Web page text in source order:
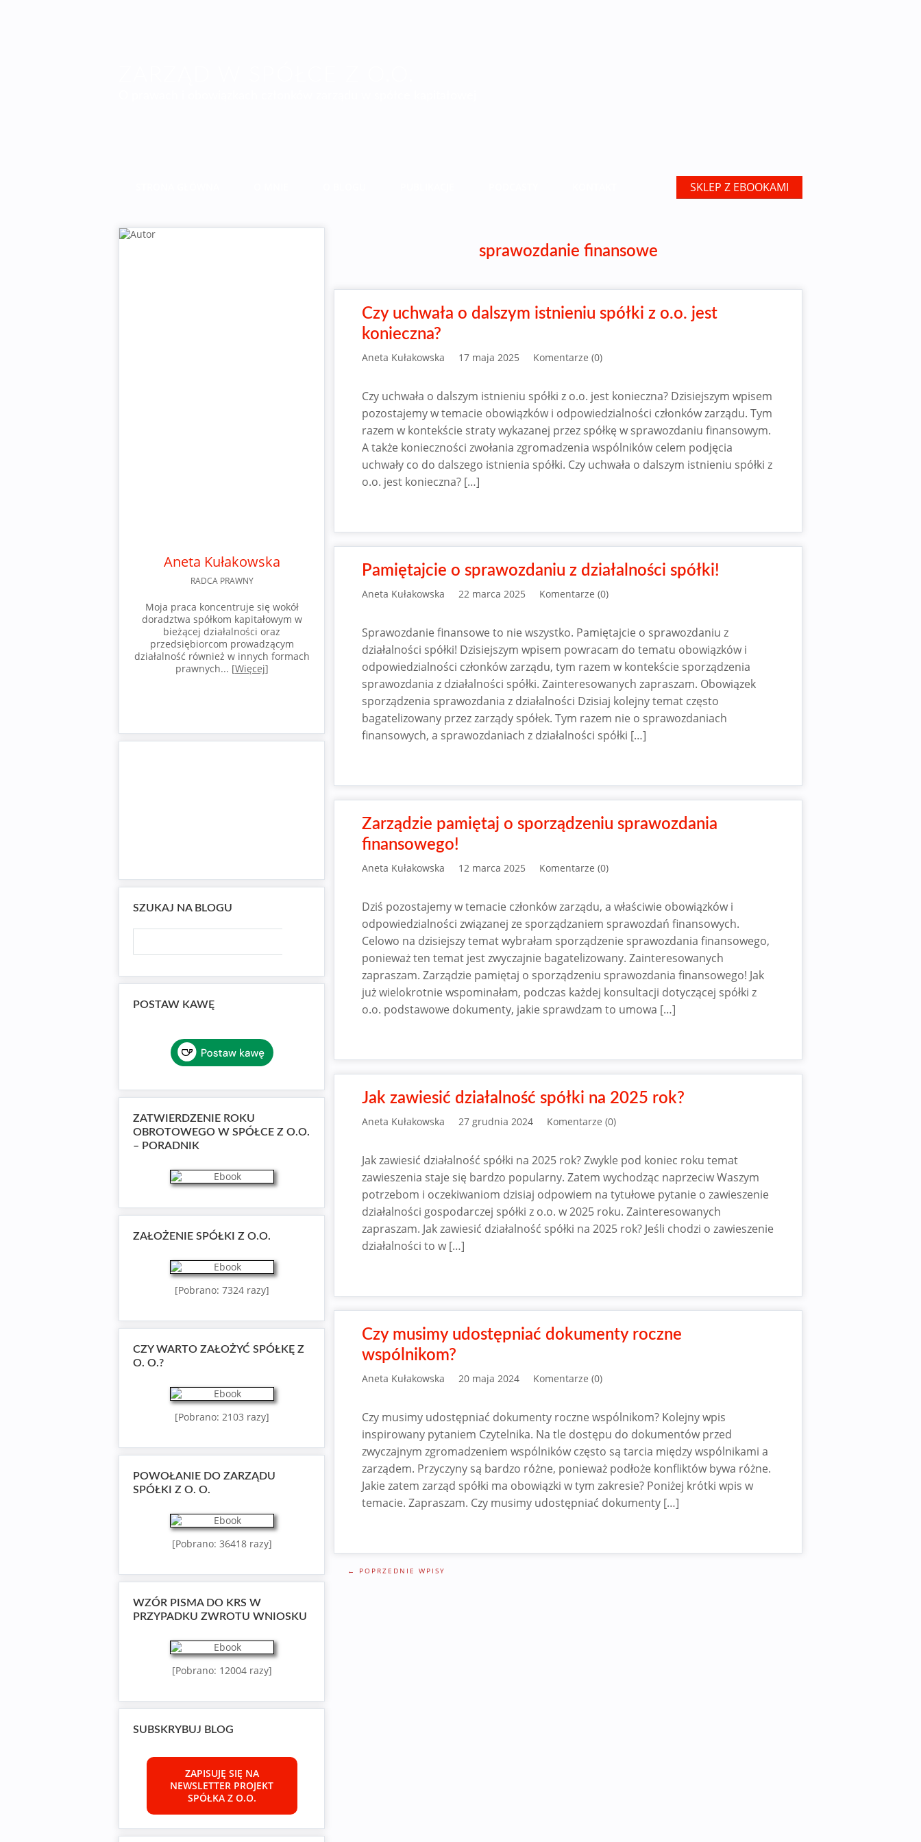
SKLEP Z EBOOKAMI
sprawozdanie finansowe
Czy uchwała o dalszym istnieniu spółki z o.o. jest
konieczna?
Aneta Kułakowska 17 maja 2025 Komentarze (0)
Czy uchwała o dalszym istnieniu spółki z o.o. jest konieczna? Dzisiejszym wpisem
pozostajemy w temacie obowiązków i odpowiedzialności członków zarządu. Tym
razem w kontekście straty wykazanej przez spółkę w sprawozdaniu finansowym.
A także konieczności zwołania zgromadzenia wspólników celem podjęcia
uchwały co do dalszego istnienia spółki. Czy uchwała o dalszym istnieniu spółki z
o.o. jest konieczna? […]
Pamiętajcie o sprawozdaniu z działalności spółki!
Aneta Kułakowska 22 marca 2025 Komentarze (0)
Sprawozdanie finansowe to nie wszystko. Pamiętajcie o sprawozdaniu z
działalności spółki! Dzisiejszym wpisem powracam do tematu obowiązków i
odpowiedzialności członków zarządu, tym razem w kontekście sporządzenia
sprawozdania z działalności spółki. Zainteresowanych zapraszam. Obowiązek
sporządzenia sprawozdania z działalności Dzisiaj kolejny temat często
bagatelizowany przez zarządy spółek. Tym razem nie o sprawozdaniach
finansowych, a sprawozdaniach z działalności spółki […]
Zarządzie pamiętaj o sporządzeniu sprawozdania
finansowego!
Aneta Kułakowska 12 marca 2025 Komentarze (0)
Dziś pozostajemy w temacie członków zarządu, a właściwie obowiązków i
odpowiedzialności związanej ze sporządzaniem sprawozdań finansowych.
Celowo na dzisiejszy temat wybrałam sporządzenie sprawozdania finansowego,
ponieważ ten temat jest zwyczajnie bagatelizowany. Zainteresowanych
zapraszam. Zarządzie pamiętaj o sporządzeniu sprawozdania finansowego! Jak
już wielokrotnie wspominałam, podczas każdej konsultacji dotyczącej spółki z
o.o. podstawowe dokumenty, jakie sprawdzam to umowa […]
Jak zawiesić działalność spółki na 2025 rok?
Aneta Kułakowska 27 grudnia 2024 Komentarze (0)
Jak zawiesić działalność spółki na 2025 rok? Zwykle pod koniec roku temat
zawieszenia staje się bardzo popularny. Zatem wychodząc naprzeciw Waszym
potrzebom i oczekiwaniom dzisiaj odpowiem na tytułowe pytanie o zawieszenie
działalności gospodarczej spółki z o.o. w 2025 roku. Zainteresowanych
zapraszam. Jak zawiesić działalność spółki na 2025 rok? Jeśli chodzi o zawieszenie
działalności to w […]
Czy musimy udostępniać dokumenty roczne
wspólnikom?
Aneta Kułakowska 20 maja 2024 Komentarze (0)
Czy musimy udostępniać dokumenty roczne wspólnikom? Kolejny wpis
inspirowany pytaniem Czytelnika. Na tle dostępu do dokumentów przed
zwyczajnym zgromadzeniem wspólników często są tarcia między wspólnikami a
zarządem. Przyczyny są bardzo różne, ponieważ podłoże konfliktów bywa różne.
Jakie zatem zarząd spółki ma obowiązki w tym zakresie? Poniżej krótki wpis w
temacie. Zapraszam. Czy musimy udostępniać dokumenty […]
← POPRZEDNIE WPISY
Aneta Kułakowska
RADCA PRAWNY
Moja praca koncentruje się wokół
doradztwa spółkom kapitałowym w
bieżącej działalności oraz
przedsiębiorcom prowadzącym
działalność również w innych formach
prawnych... [Więcej]
SZUKAJ NA BLOGU
POSTAW KAWĘ
ZATWIERDZENIE ROKU
OBROTOWEGO W SPÓŁCE Z O.O.
– PORADNIK
ZAŁOŻENIE SPÓŁKI Z O.O.
[Pobrano: 7324 razy]
CZY WARTO ZAŁOŻYĆ SPÓŁKĘ Z
O. O.?
[Pobrano: 2103 razy]
POWOŁANIE DO ZARZĄDU
SPÓŁKI Z O. O.
[Pobrano: 36418 razy]
WZÓR PISMA DO KRS W
PRZYPADKU ZWROTU WNIOSKU
[Pobrano: 12004 razy]
SUBSKRYBUJ BLOG
ZAPISUJĘ SIĘ NA
NEWSLETTER PROJEKT
SPÓŁKA Z O.O.